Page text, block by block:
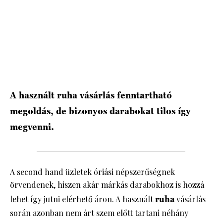
A használt ruha vásárlás fenntartható
megoldás, de bizonyos darabokat tilos így
megvenni.
A second hand üzletek óriási népszerűségnek
örvendenek, hiszen akár márkás darabokhoz is hozzá
lehet így jutni elérhető áron. A használtruhavásárlás
során azonban nem árt szem előtt tartani néhány